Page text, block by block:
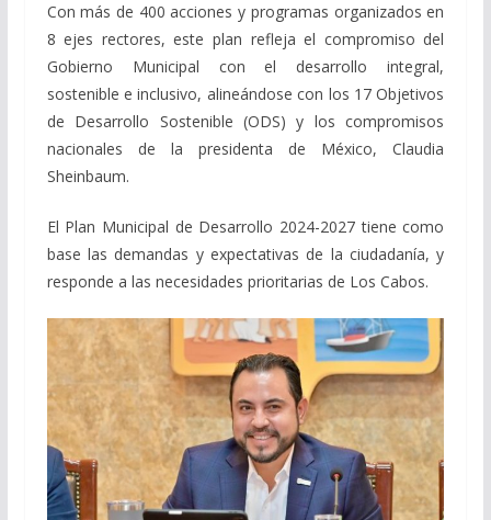
Con más de 400 acciones y programas organizados en
8 ejes rectores, este plan refleja el compromiso del
Gobierno Municipal con el desarrollo integral,
sostenible e inclusivo, alineándose con los 17 Objetivos
de Desarrollo Sostenible (ODS) y los compromisos
nacionales de la presidenta de México, Claudia
Sheinbaum.
El Plan Municipal de Desarrollo 2024-2027 tiene como
base las demandas y expectativas de la ciudadanía, y
responde a las necesidades prioritarias de Los Cabos.